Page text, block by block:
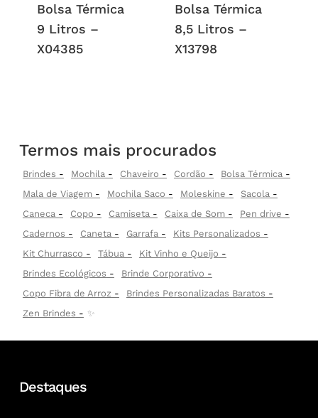
Bolsa Térmica
9 Litros –
X04385
Bolsa Térmica
8,5 Litros –
X13798
Termos mais procurados
Brindes Mochila Chaveiro Cordão
Bolsa Térmica
Mala de Viagem
Mochila Saco Moleskine
Sacola
Caneca
Copo Camiseta Caixa de Som
Pen drive
Cadernos
Caneta Garrafa
Kits Personalizados
Kit Churrasco
Tábua
Kit Vinho e Queijo
Brindes Ecológicos
Brinde Corporativo
Copo Fibra de Arroz
Brindes Personalizadas Baratos
Zen Brindes
✨
Destaques